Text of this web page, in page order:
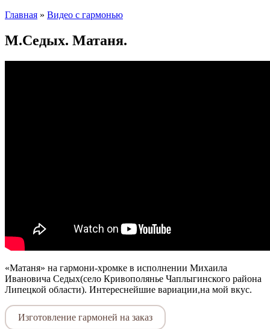
Главная » Видео с гармонью
М.Седых. Матаня.
«Матаня» на гармони-хромке в исполнении Михаила
Ивановича Седых(село Кривополянье Чаплыгинского района
Липецкой области). Интереснейшие вариации,на мой вкус.
Изготовление гармоней на заказ